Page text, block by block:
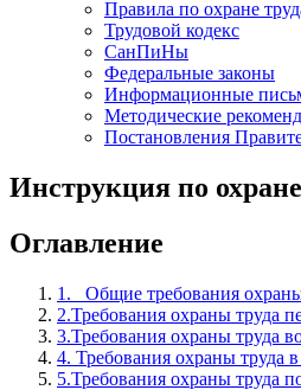
Правила по охране
Трудовой кодекс
СанПиНы
Федеральные законы
Информационные
Методические
Постановления
Инструкция по
Оглавление
1. Общие требования
2.Требования охраны труда
3.Требования охраны труда
4. Требования охраны труда
5.Требования охраны труда